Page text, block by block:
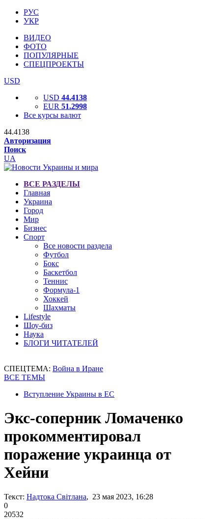
РУС
УКР
ВИДЕО
ФОТО
ПОПУЛЯРНЫЕ
СПЕЦПРОЕКТЫ
USD
USD 44.4138
EUR 51.2998
Все курсы валют
44.4138
Авторизация
Поиск
UA
ВСЕ РАЗДЕЛЫ
Главная
Украина
Город
Мир
Бизнес
Спорт
Все новости раздела
Футбол
Бокс
Баскетбол
Теннис
Формула-1
Хоккей
Шахматы
Lifestyle
Шоу-биз
Наука
БЛОГИ ЧИТАТЕЛЕЙ
СПЕЦТЕМА: Война в Иране
ВСЕ ТЕМЫ
Вступление Украины в ЕС
Экс-соперник Ломаченко
прокомментировал
поражение украинца от
Хейни
Текст: Надтока Світлана, 23 мая 2023, 16:28
0
20532